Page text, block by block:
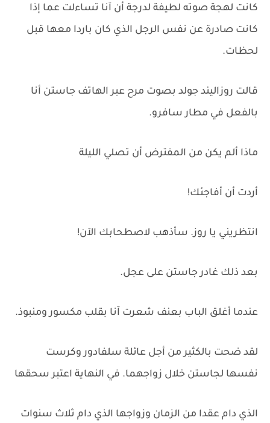
كانت لهجة صوته لطيفة لدرجة أن آنا تساءلت عما إذا
كانت صادرة عن نفس الرجل الذي كان باردا معها قبل
لحظات.
قالت روزاليند جولد بصوت مرح عبر الهاتف جاستن أنا
بالفعل في مطار سافرو.
ماذا ألم يكن من المفترض أن تصلي الليلة
أردت أن أفاجئك!
انتظريني يا روز. سأذهب لاصطحابك الآن!
بعد ذلك غادر جاستن على عجل.
عندما أغلق الباب بعنف شعرت آنا بقلب مكسور ومنبوذ.
لقد ضحت بالكثير من أجل عائلة سلفادور وكرست
نفسها لجاستن خلال زواجهما. في النهاية اعتبر سحقها
الذي دام عقدا من الزمان وزواجها الذي دام ثلاث سنوات